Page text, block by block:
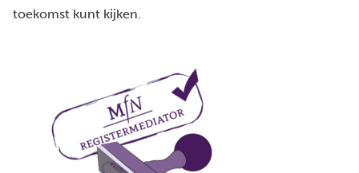
toekomst kunt kijken.